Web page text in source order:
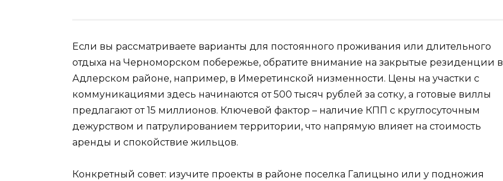
Если вы рассматриваете варианты для постоянного проживания или длительного
отдыха на Черноморском побережье, обратите внимание на закрытые резиденции в
Адлерском районе, например, в Имеретинской низменности. Цены на участки с
коммуникациями здесь начинаются от 500 тысяч рублей за сотку, а готовые виллы
предлагают от 15 миллионов. Ключевой фактор – наличие КПП с круглосуточным
дежурством и патрулированием территории, что напрямую влияет на стоимость
аренды и спокойствие жильцов.
Конкретный совет: изучите проекты в районе поселка Галицыно или у подножия